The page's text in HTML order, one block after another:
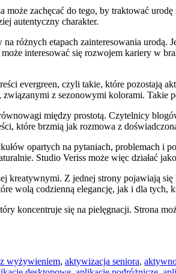
może zachęcać do tego, by traktować
autentyczny charakter.
różnych etapach zainteresowania urodą.
interesować się rozwojem kariery w
evergreen, czyli takie, które pozostają
z sezonowymi kolorami. Takie
między prostotą. Czytelnicy
które brzmią jak rozmowa z
opartych na pytaniach, problemach
Studio Veriss może więc działać
kreatywnymi. Z jednej strony pojawiają
wolą codzienną elegancję, jak i dla tych,
koncentruje się na pielęgnacji. Strona
wyżywieniem, aktywizacja seniora,